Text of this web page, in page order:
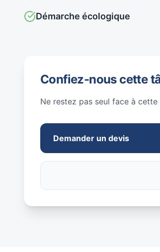
Démarche écologique
Confiez-nous cette
Ne restez pas seul face à
Demander un devis